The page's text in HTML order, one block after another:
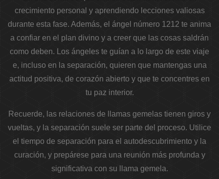
crecimiento personal y aprendiendo lecciones valiosas
durante esta fase. Además, el ángel número 1212 te anima
a confiar en el plan divino y a creer que las cosas saldrán
como deben. Los ángeles te guían a lo largo de este viaje
e, incluso en la separación, quieren que mantengas una
actitud positiva, de corazón abierto y que te concentres en
tu paz interior.
Recuerde, las relaciones de llamas gemelas tienen giros y
vueltas, y la separación suele ser parte del proceso. Utilice
el tiempo de separación para el autodescubrimiento y la
curación, y prepárese para una reunión más profunda y
significativa con su llama gemela.